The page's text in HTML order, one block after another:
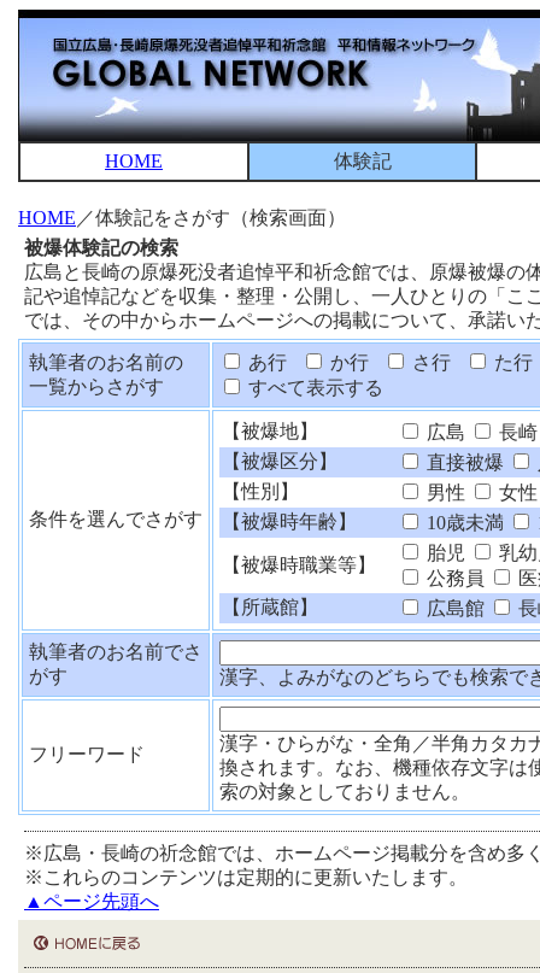
HOME 体験記
HOME ／体験記をさがす（検索画面）
被爆体験記の検索
広島と長崎の原爆死没者追悼平和祈念館では、原爆被爆
記や追悼記などを収集・整理・公開し、一人ひとりの「
では、その中からホームページへの掲載について、承諾い
執筆者のお名前の
一覧からさがす
あ行 か行 さ行
た行
すべて表示する
条件を選んでさがす
【被爆地】 広島
長崎
【被爆区分】
直接被爆
【性別】
男性
女性
【被爆時年齢】
10歳未満
【被爆時職業等】
胎児
乳
公務員
【所蔵館】
広島館
執筆者のお名前でさ
がす
漢字、よみがなのどちらでも検索で
フリーワード
漢字・ひらがな・全角／半角カタカ
換されます。なお、機種依存文字は
索の対象としておりません。
※広島・長崎の祈念館では、ホームページ掲載分を含め多
※これらのコンテンツは定期的に更新いたします。
▲ページ先頭へ